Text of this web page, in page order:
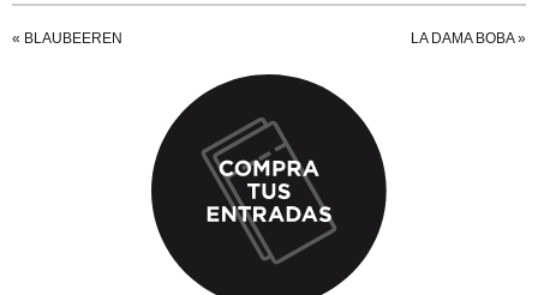
« BLAUBEEREN LA DAMA BOBA»